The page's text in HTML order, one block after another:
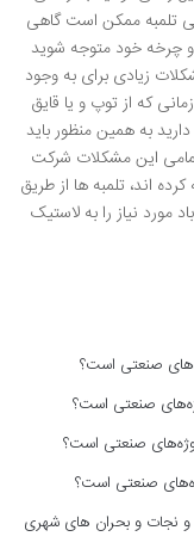
تلمبه ممکن است گاهی
دو چرخه خود متوجه شوید
زیادی برای به وجود
که از توپ و یا قایق
به همین منظور باید
این مشکلات شرکت
اند، تلمبه ها از طریق
نیاز را به لاستیک
و نجات و بحران های شهری